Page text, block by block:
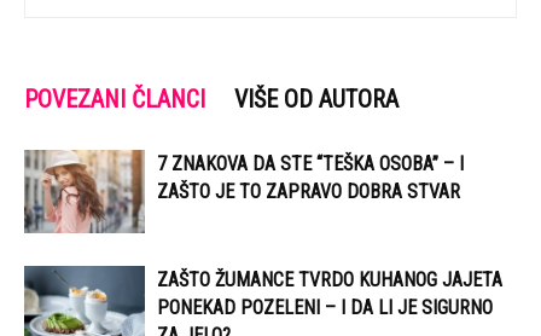
POVEZANI ČLANCI VIŠE OD AUTORA
7 ZNAKOVA DA STE “TEŠKA OSOBA” – I
ZAŠTO JE TO ZAPRAVO DOBRA STVAR
ZAŠTO ŽUMANCE TVRDO KUHANOG JAJETA
PONEKAD POZELENI – I DA LI JE SIGURNO